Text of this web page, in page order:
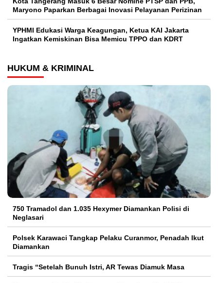
Maryono Paparkan Berbagai Inovasi Pelayanan Perizinan
YPHMI Edukasi Warga Keagungan, Ketua KAI Jakarta
Ingatkan Kemiskinan Bisa Memicu TPPO dan KDRT
HUKUM & KRIMINAL
750 Tramadol dan 1.035 Hexymer Diamankan Polisi di
Neglasari
Polsek Karawaci Tangkap Pelaku Curanmor, Penadah Ikut
Diamankan
Tragis “Setelah Bunuh Istri, AR Tewas Diamuk Masa